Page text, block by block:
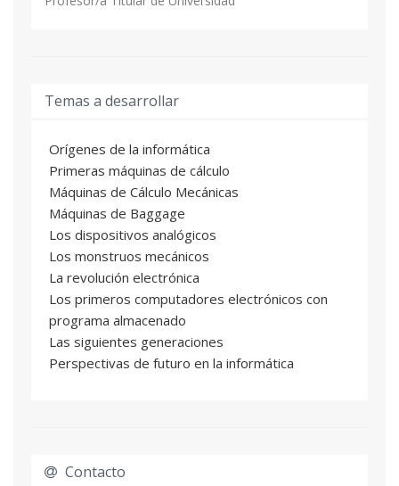
Temas a desarrollar
Orígenes de la informática
Primeras máquinas de cálculo
Máquinas de Cálculo Mecánicas
Máquinas de Baggage
Los dispositivos analógicos
Los monstruos mecánicos
La revolución electrónica
Los primeros computadores electrónicos con
programa almacenado
Las siguientes generaciones
Perspectivas de futuro en la informática
Contacto